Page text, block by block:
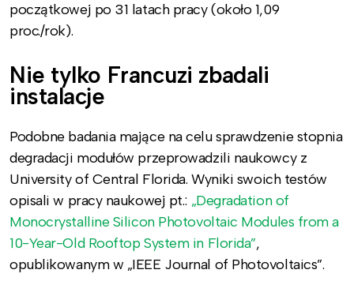
początkowej po 31 latach pracy (około 1,09
proc./rok).
Nie tylko Francuzi zbadali
instalacje
Podobne badania mające na celu sprawdzenie stopnia
degradacji modułów przeprowadzili naukowcy z
University of Central Florida. Wyniki swoich testów
opisali w pracy naukowej pt.: „Degradation of
Monocrystalline Silicon Photovoltaic Modules from a
10-Year-Old Rooftop System in Florida”,
opublikowanym w „IEEE Journal of Photovoltaics”.